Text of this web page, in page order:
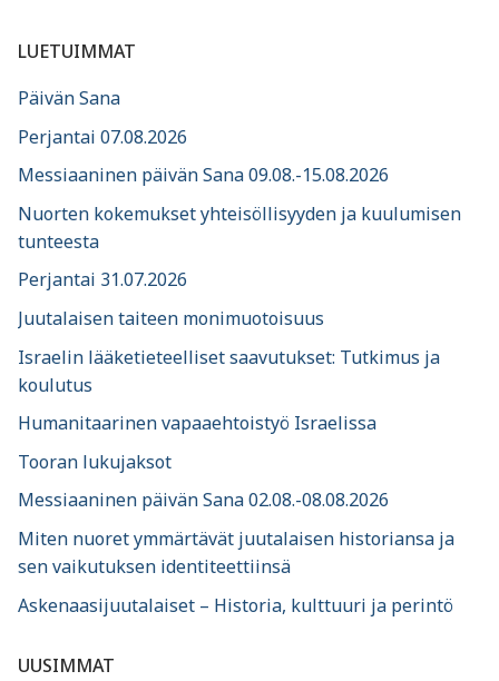
LUETUIMMAT
Päivän Sana
Perjantai 07.08.2026
Messiaaninen päivän Sana 09.08.-15.08.2026
Nuorten kokemukset yhteisöllisyyden ja kuulumisen
tunteesta
Perjantai 31.07.2026
Juutalaisen taiteen monimuotoisuus
Israelin lääketieteelliset saavutukset: Tutkimus ja
koulutus
Humanitaarinen vapaaehtoistyö Israelissa
Tooran lukujaksot
Messiaaninen päivän Sana 02.08.-08.08.2026
Miten nuoret ymmärtävät juutalaisen historiansa ja
sen vaikutuksen identiteettiinsä
Askenaasijuutalaiset – Historia, kulttuuri ja perintö
UUSIMMAT